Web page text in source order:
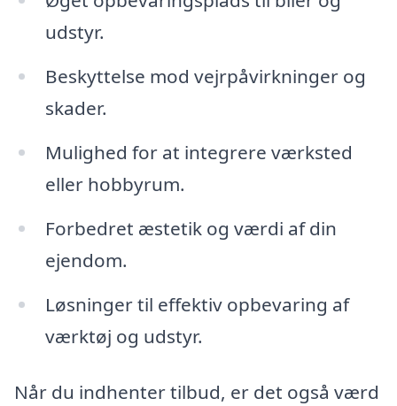
udstyr.
Beskyttelse mod vejrpåvirkninger og
skader.
Mulighed for at integrere værksted
eller hobbyrum.
Forbedret æstetik og værdi af din
ejendom.
Løsninger til effektiv opbevaring af
værktøj og udstyr.
Når du indhenter tilbud, er det også værd